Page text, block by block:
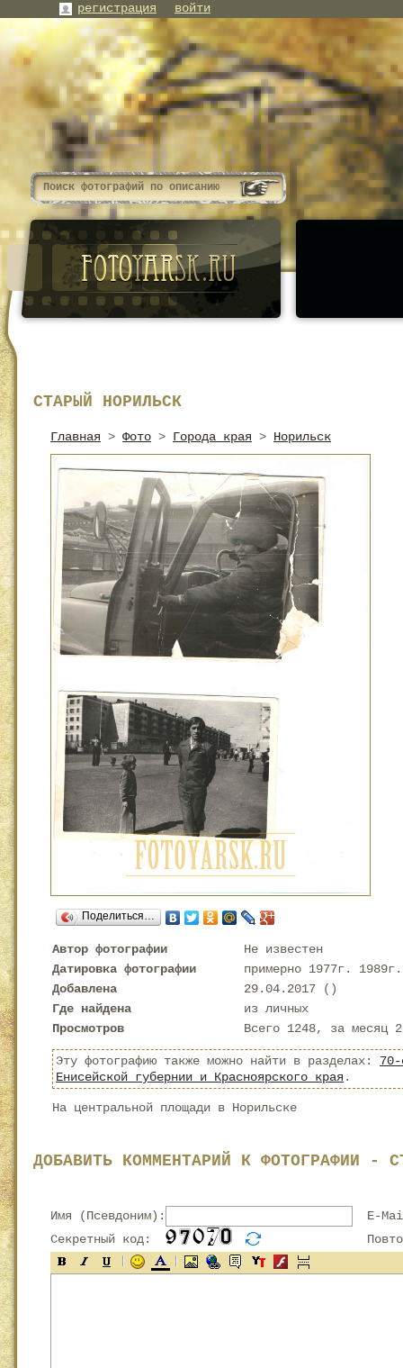
СТАРЫЙ НОРИЛЬСК
Главная > Фото > Города края > Норильск
Поделиться…
Автор фотографии
Не известен
Датировка фотографии
примерно 1977г. 1989г.
Добавлена
29.04.2017 ( )
Где найдена
из личных
Просмотров
Всего 1248, за месяц
Эту фотографию также можно найти в разделах:
Енисейской губернии и Красноярского края .
На центральной площади в Норильске
ДОБАВИТЬ КОММЕНТАРИЙ К ФОТОГРАФИИ -
Имя (Псевдоним):
E-
Секретный код:
регистрация войти